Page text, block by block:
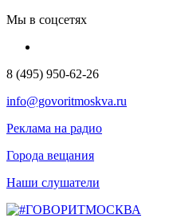
Мы в соцсетях
8 (495) 950-62-26
info@govoritmoskva.ru
Реклама на радио
Города вещания
Наши слушатели